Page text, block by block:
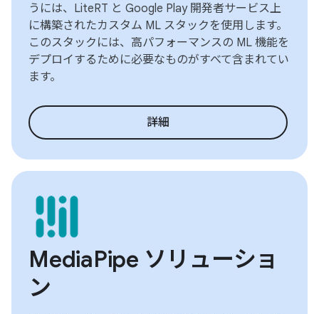
うには、LiteRT と Google Play 開発者サービス上
に構築されたカスタム ML スタックを使用します。
このスタックには、高パフォーマンスの ML 機能を
デプロイするために必要なものがすべて含まれてい
ます。
詳細
MediaPipe ソリューショ
ン